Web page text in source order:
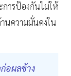
การป้องกันไม่ให้
นความมั่นคงใน
อผลข้าง